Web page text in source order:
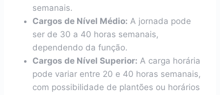
semanais.
Cargos de Nível Médio: A jornada pode
ser de 30 a 40 horas semanais,
dependendo da função.
Cargos de Nível Superior: A carga horária
pode variar entre 20 e 40 horas semanais,
com possibilidade de plantões ou horários